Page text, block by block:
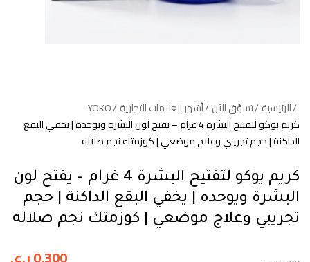
الرئيسية تسوّق الآن أشهر العلامات التجارية YOKO
كريم يوكو لتفتيح البشرة 4 غرام – يفتح لون البشرة ويوحده | يخفي البقع
الداكنة | حجم تجريبي وعلاج موضعي | كوزمتك نجم صلاله
كريم يوكو لتفتيح البشرة 4 غرام – يفتح لون
البشرة ويوحده | يخفي البقع الداكنة | حجم
تجريبي وعلاج موضعي | كوزمتك نجم صلاله